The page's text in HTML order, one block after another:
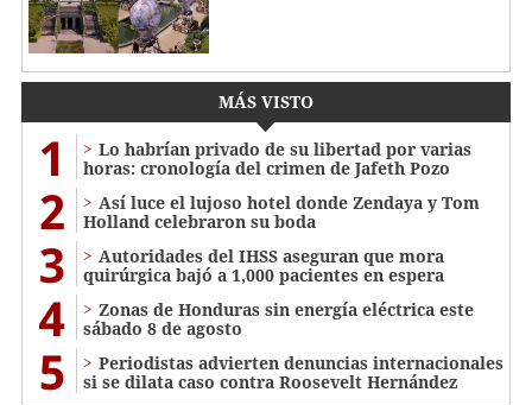
MÁS VISTO
1
Lo habrían privado de su libertad por varias
horas: cronología del crimen de Jafeth Pozo
2
Así luce el lujoso hotel donde Zendaya y Tom
Holland celebraron su boda
3
Autoridades del IHSS aseguran que mora
quirúrgica bajó a 1,000 pacientes en espera
4
Zonas de Honduras sin energía eléctrica este
sábado 8 de agosto
5
Periodistas advierten denuncias internacionales
si se dilata caso contra Roosevelt Hernández